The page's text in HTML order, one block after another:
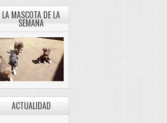
LA MASCOTA DE LA
SEMANA
ACTUALIDAD